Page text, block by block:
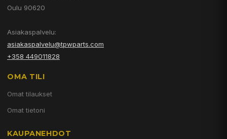
Oulu 90620
Asiakaspalvelu:
asiakaspalvelu@tpwparts.com
+358 449011828
OMA TILI
Omat tilaukset
Omat tietoni
KAUPANEHDOT